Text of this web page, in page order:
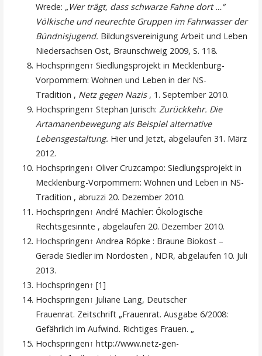
Wrede: „Wer trägt, dass schwarze Fahne dort …“
Völkische und neurechte Gruppen im Fahrwasser der
Bündnisjugend. Bildungsvereinigung Arbeit und Leben
Niedersachsen Ost, Braunschweig 2009, S. 118.
Hochspringen↑ Siedlungsprojekt in Mecklenburg-
Vorpommern: Wohnen und Leben in der NS-
Tradition , Netz gegen Nazis, 1. September 2010.
Hochspringen↑ Stephan Jurisch: Zurückkehr. Die
Artamanenbewegung als Beispiel alternative
Lebensgestaltung. Hier und Jetzt, abgelaufen 31. März
2012.
Hochspringen↑ Oliver Cruzcampo: Siedlungsprojekt in
Mecklenburg-Vorpommern: Wohnen und Leben in NS-
Tradition , abruzzi 20. Dezember 2010.
Hochspringen↑ André Mächler: Ökologische
Rechtsgesinnte , abgelaufen 20. Dezember 2010.
Hochspringen↑ Andrea Röpke : Braune Biokost –
Gerade Siedler im Nordosten , NDR, abgelaufen 10. Juli
2013.
Hochspringen↑ [1]
Hochspringen↑ Juliane Lang, Deutscher
Frauenrat. Zeitschrift „Frauenrat. Ausgabe 6/2008:
Gefährlich im Aufwind. Richtiges Frauen. „
Hochspringen↑ http://www.netz-gen-